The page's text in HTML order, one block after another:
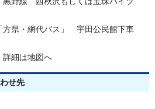
方県・網代バス」 宇田公民館下車
細は地図へ
せ先